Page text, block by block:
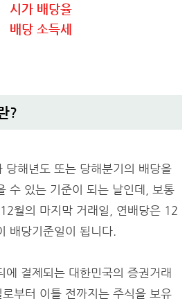
시가 배당율
배당 소득세
?
당해년도 또는 당해분기의 배당을
수 있는 기준이 되는 날인데, 보통
월의 마지막 거래일, 연배당은 12
배당기준일이 됩니다.
에 결제되는 대한민국의 증권거래
부터 이틀 전까지는 주식을 보유